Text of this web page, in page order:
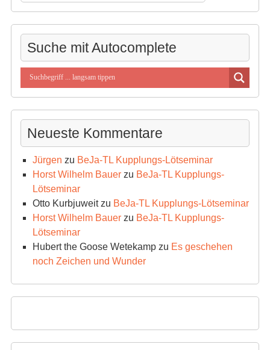
nach
Suche mit Autocomplete
Neueste Kommentare
Jürgen zu BeJa-TL Kupplungs-Lötseminar
Horst Wilhelm Bauerzu BeJa-TL Kupplungs-
Lötseminar
Otto Kurbjuweitzu BeJa-TL Kupplungs-Lötseminar
Horst Wilhelm Bauerzu BeJa-TL Kupplungs-
Lötseminar
Hubert the Goose Wetekampzu Es geschehen
noch Zeichen und Wunder